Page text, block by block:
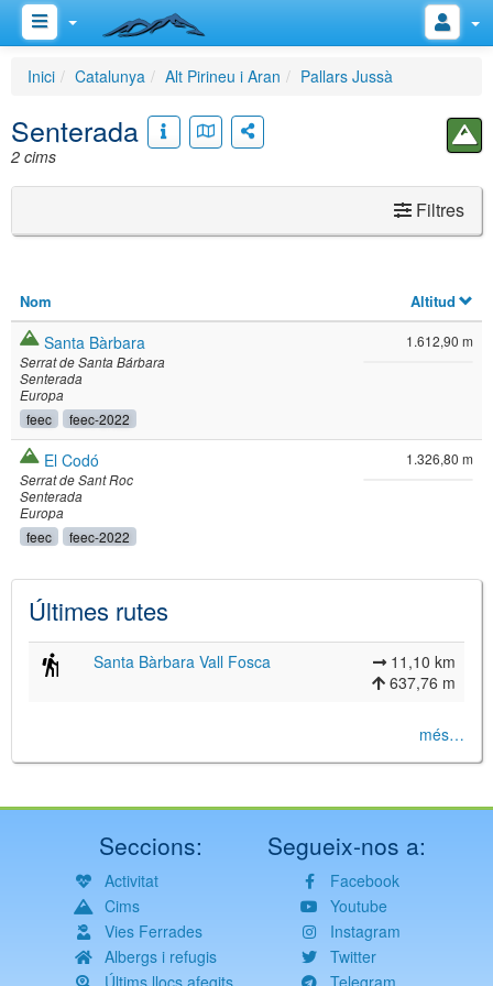
Inici Catalunya Alt Pirineu i Aran Pallars Jussà
Senterada
2 cims
Filtres
Nom Altitud
Santa Bàrbara
Serrat de Santa Bárbara
Senterada
Europa
feec feec-2022
1.612,90 m
El Codó
Serrat de Sant Roc
Senterada
Europa
feec feec-2022
1.326,80 m
Últimes rutes
Santa Bàrbara Vall Fosca
11,10 km
637,76 m
més…
Seccions:
Activitat
Cims
Vies Ferrades
Albergs i refugis
Últims llocs afegits
Segueix-nos a:
Facebook
Youtube
Instagram
Twitter
Telegram